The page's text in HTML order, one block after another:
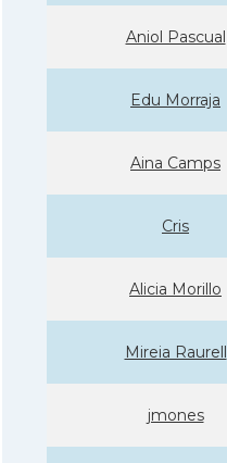
Aniol Pascual
Edu Morraja
Aina Camps
Cris
Alicia Morillo
Mireia Raurell
jmones